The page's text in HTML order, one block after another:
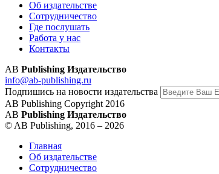
Об издательстве
Сотрудничество
Где послушать
Работа у нас
Контакты
AB Publishing Издательство
info@ab-publishing.ru
Подпишись на новости издательства
AB Publishing Copyright 2016
AB Publishing Издательство
© AB Publishing, 2016 – 2026
Главная
Об издательстве
Сотрудничество